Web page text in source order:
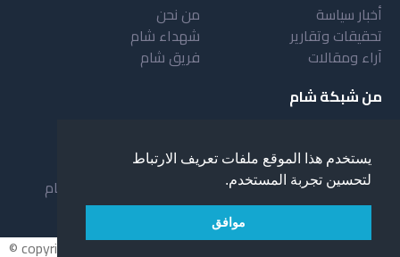
يستخدم هذا الموقع ملفات تعريف الارتباط
لتحسين تجربة المستخدم.
موافق
أخبار سياسة
تحقيقات وتقارير
آراء ومقالات
من نحن
شهداء شام
فريق شام
من شبكة شام
أهداف شبكة شام
خدمات شبكة شام
المستفيدون من الشبكة
لمحة عن شبكة شبام
بنية شبكة شام
مقدمة عن شبكة شام
نظام العمل في شبكة شام
© copyright 2026 All rights reserved.